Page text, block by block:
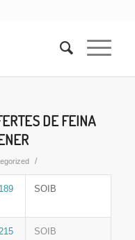
DE FEINA
/
SOIB
SOIB